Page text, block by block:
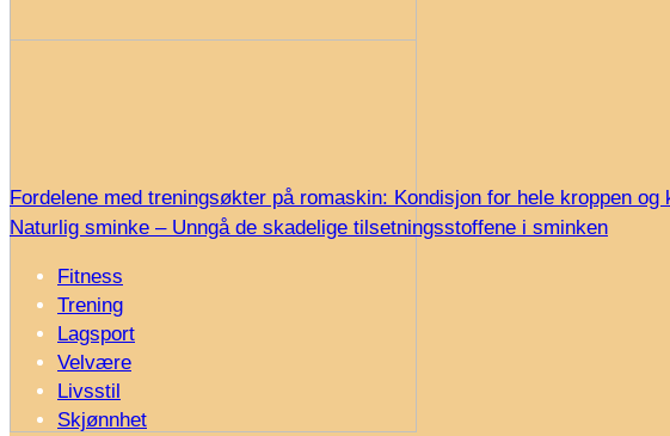
Fordelene med treningsøkter på romaskin: Kondisjon for hele kroppen
Naturlig sminke – Unngå de skadelige tilsetningsstoffene i sminken
Fitness
Trening
Lagsport
Velvære
Livsstil
Skjønnhet